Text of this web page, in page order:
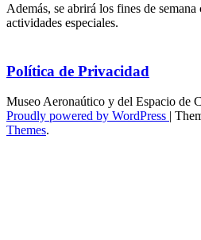
Además, se abrirá los fines de semana
actividades especiales.
Política de Privacidad
Museo Aeronaútico y del Espacio de
Proudly powered by WordPress |
Themes.